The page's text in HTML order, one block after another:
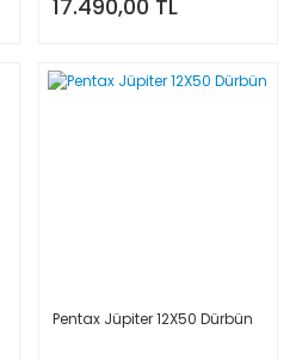
17.490,00 TL
Pentax Jüpiter 12X50 Dürbün